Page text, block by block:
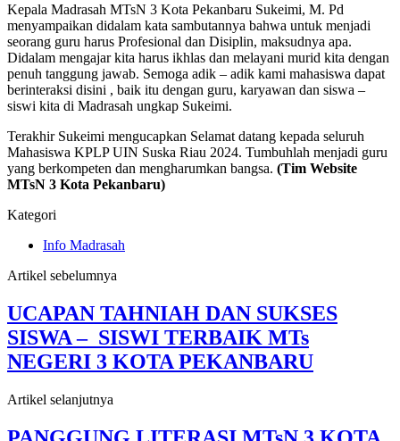
Kepala Madrasah MTsN 3 Kota Pekanbaru Sukeimi, M. Pd
menyampaikan didalam kata sambutannya bahwa untuk menjadi
seorang guru harus Profesional dan Disiplin, maksudnya apa.
Didalam mengajar kita harus ikhlas dan melayani murid kita dengan
penuh tanggung jawab. Semoga adik – adik kami mahasiswa dapat
berinteraksi disini , baik itu dengan guru, karyawan dan siswa –
siswi kita di Madrasah ungkap Sukeimi.
Terakhir Sukeimi mengucapkan Selamat datang kepada seluruh
Mahasiswa KPLP UIN Suska Riau 2024. Tumbuhlah menjadi guru
yang berkompeten dan mengharumkan bangsa. (Tim Website
MTsN 3 Kota Pekanbaru)
Kategori
Info Madrasah
Artikel sebelumnya
UCAPAN TAHNIAH DAN SUKSES
SISWA – SISWI TERBAIK MTs
NEGERI 3 KOTA PEKANBARU
Artikel selanjutnya